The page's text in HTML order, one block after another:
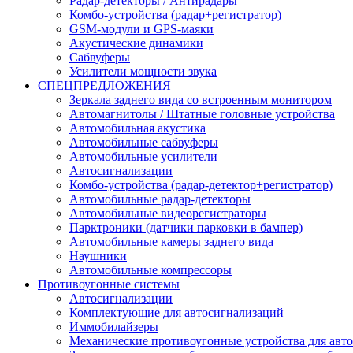
Комбо-устройства (радар+регистратор)
GSM-модули и GPS-маяки
Акустические динамики
Сабвуферы
Усилители мощности звука
СПЕЦПРЕДЛОЖЕНИЯ
Зеркала заднего вида со встроенным монитором
Автомагнитолы / Штатные головные устройства
Автомобильная акустика
Автомобильные сабвуферы
Автомобильные усилители
Автосигнализации
Комбо-устройства (радар-детектор+регистратор)
Автомобильные радар-детекторы
Автомобильные видеорегистраторы
Парктроники (датчики парковки в бампер)
Автомобильные камеры заднего вида
Наушники
Автомобильные компрессоры
Противоугонные системы
Автосигнализации
Комплектующие для автосигнализаций
Иммобилайзеры
Механические противоугонные устройства для